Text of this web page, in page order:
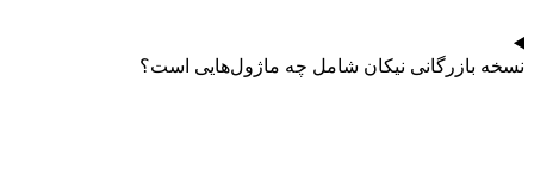
نسخه بازرگانی نیکان شامل چه ماژول‌هایی است؟